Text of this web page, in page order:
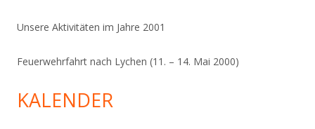
Unsere Aktivitäten im Jahre 2001
Feuerwehrfahrt nach Lychen (11. – 14. Mai 2000)
KALENDER